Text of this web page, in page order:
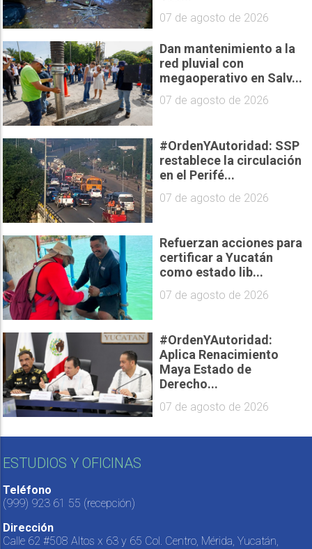
07 de agosto de 2026
Dan mantenimiento a la
red pluvial con
megaoperativo en Salv...
07 de agosto de 2026
#OrdenYAutoridad: SSP
restablece la circulación
en el Perifé...
07 de agosto de 2026
Refuerzan acciones para
certificar a Yucatán
como estado lib...
07 de agosto de 2026
#OrdenYAutoridad:
Aplica Renacimiento
Maya Estado de
Derecho...
07 de agosto de 2026
ESTUDIOS Y OFICINAS
Teléfono
(999) 923 61 55 (recepción)
Dirección
Calle 62 #508 Altos x 63 y 65 Col. Centro, Mérida, Yucatán,